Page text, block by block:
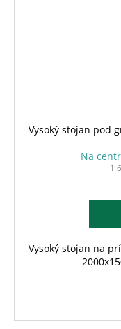
Vysoký stojan pod
Na
1
Vysoký stojan na